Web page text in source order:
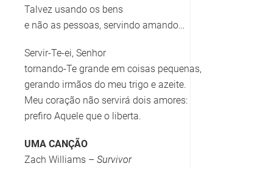
Talvez usando os bens
e não as pessoas, servindo amando…
Servir-Te-ei, Senhor
tornando-Te grande em coisas pequenas,
gerando irmãos do meu trigo e azeite.
Meu coração não servirá dois amores:
prefiro Aquele que o liberta.
UMA CANÇÃO
Zach Williams – Survivor